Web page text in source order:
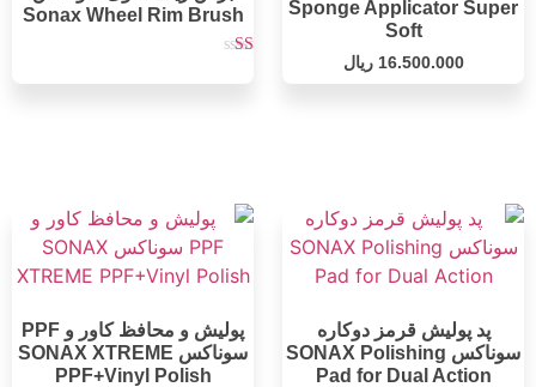
Sponge Applicator Super
Soft
16.500.000 ریال
Sonax Wheel Rim Brush
1.00
پد پولیش قرمز دوکاره
سوناکس SONAX Polishing
Pad for Dual Action
پولیش و محافظ کاور و PPF
سوناکس SONAX XTREME
PPF+Vinyl Polish